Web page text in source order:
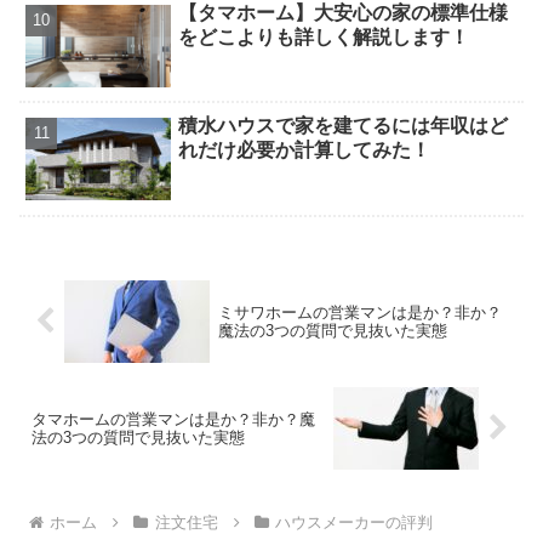
【タマホーム】大安心の家の標準仕様
をどこよりも詳しく解説します！
積水ハウスで家を建てるには年収はど
れだけ必要か計算してみた！
ミサワホームの営業マンは是か？非か？
魔法の3つの質問で見抜いた実態
タマホームの営業マンは是か？非か？魔
法の3つの質問で見抜いた実態
ホーム 注文住宅 ハウスメーカーの評判